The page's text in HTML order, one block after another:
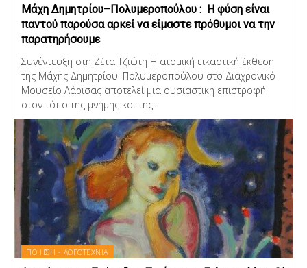
Μάχη Δημητρίου–Πολυμεροπούλου : Η φύση είναι
παντού παρούσα αρκεί να είμαστε πρόθυμοι να την
παρατηρήσουμε
Συνέντευξη στη Ζέτα Τζιώτη Η ατομική εικαστική έκθεση
της Μάχης Δημητρίου–Πολυμεροπούλου στο Διαχρονικό
Μουσείο Λάρισας αποτελεί μια ουσιαστική επιστροφή
στον τόπο της μνήμης και της...
ΠΟΙΗΣΗ - ΛΟΓΟΤΕΧΝΙΑ